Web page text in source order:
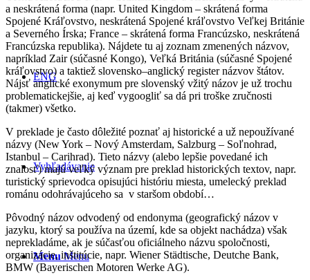
ENG
Vyhľadávanie
Menu Menu
a neskrátená forma (napr. United Kingdom – skrátená forma
Spojené Kráľovstvo, neskrátená Spojené kráľovstvo Veľkej Británie
a Severného Írska; France – skrátená forma Francúzsko, neskrátená
Francúzska republika). Nájdete tu aj zoznam zmenených názvov,
napríklad Zair (súčasné Kongo), Veľká Británia (súčasné Spojené
kráľovstvo) a taktiež slovensko–anglický register názvov štátov.
Nájsť anglické exonymum pre slovenský vžitý názov je už trochu
problematickejšie, aj keď vygoogliť sa dá pri troške zručnosti
(takmer) všetko.
V preklade je často dôležité poznať aj historické a už nepoužívané
názvy (New York – Nový Amsterdam, Salzburg – Soľnohrad,
Istanbul – Carihrad). Tieto názvy (alebo lepšie povedané ich
znalosť) majú veľký význam pre preklad historických textov, napr.
turistický sprievodca opisujúci históriu miesta, umelecký preklad
románu odohrávajúceho sa v staršom období…
Pôvodný názov odvodený od endonyma (geografický názov v
jazyku, ktorý sa používa na území, kde sa objekt nachádza) však
neprekladáme, ak je súčasťou oficiálneho názvu spoločnosti,
organizácie, inštitúcie, napr. Wiener Städtische, Deutche Bank,
BMW (Bayerischen Motoren Werke AG).